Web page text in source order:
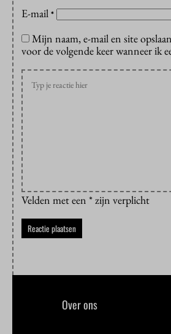
E-mail *
Mijn naam, e-mail en site
voor de volgende keer wanneer ik
Velden met een * zijn verplicht
Over ons